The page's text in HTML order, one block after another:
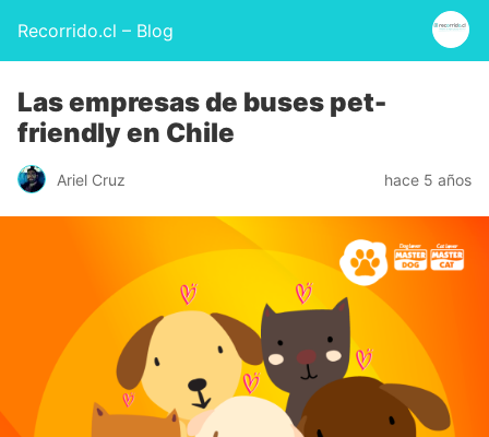
Recorrido.cl – Blog
Las empresas de buses pet-
friendly en Chile
Ariel Cruz hace 5 años